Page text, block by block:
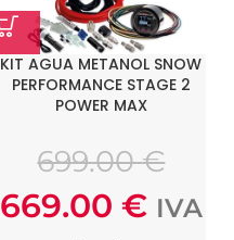
KIT AGUA METANOL SNOW
PERFORMANCE STAGE 2
POWER MAX
699.00€
669.00 € IVA